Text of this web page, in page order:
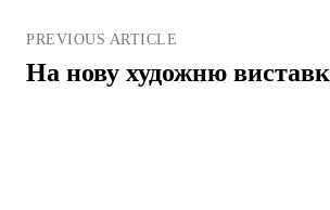
PREVIOUS ARTICLE
На нову художню